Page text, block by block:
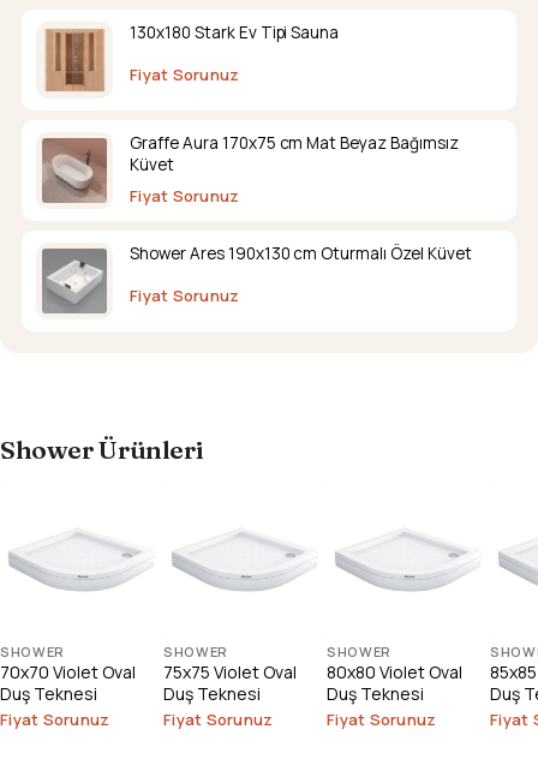
130x180 Stark Ev Tipi Sauna
Fiyat Sorunuz
Graffe Aura 170x75 cm Mat Beyaz Bağımsız
Küvet
Fiyat Sorunuz
Shower Ares 190x130 cm Oturmalı Özel Küvet
Fiyat Sorunuz
Shower Ürünleri
SHOWER
70x70 Violet Oval
Duş Teknesi
Fiyat Sorunuz
SHOWER
75x75 Violet Oval
Duş Teknesi
Fiyat Sorunuz
SHOWER
80x80 Violet Oval
Duş Teknesi
Fiyat Sorunuz
Duş
Fiyat